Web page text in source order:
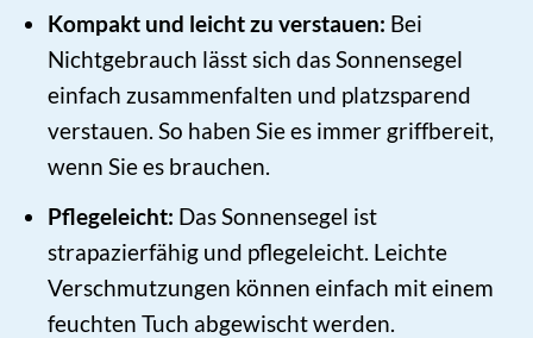
Kompakt und leicht zu verstauen: Bei
Nichtgebrauch lässt sich das Sonnensegel
einfach zusammenfalten und platzsparend
verstauen. So haben Sie es immer griffbereit,
wenn Sie es brauchen.
Pflegeleicht: Das Sonnensegel ist
strapazierfähig und pflegeleicht. Leichte
Verschmutzungen können einfach mit einem
feuchten Tuch abgewischt werden.